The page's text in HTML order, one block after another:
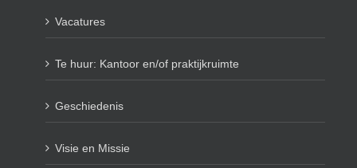
Vacatures
Te huur: Kantoor en/of praktijkruimte
Geschiedenis
Visie en Missie